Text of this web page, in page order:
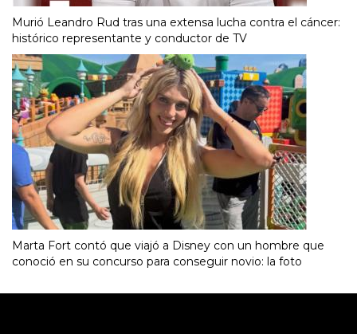
Murió Leandro Rud tras una extensa lucha contra el cáncer:
histórico representante y conductor de TV
Marta Fort contó que viajó a Disney con un hombre que
conoció en su concurso para conseguir novio: la foto